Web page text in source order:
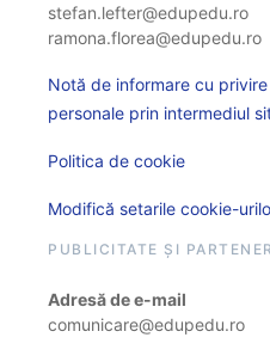
stefan.lefter@edupedu.ro
ramona.florea@edupedu.ro
Notă de informare cu
personale prin intermediul
Politica de cookie
Modifică setarile cookie-
PUBLICITATE ȘI
Adresă de e-mail
comunicare@edupedu.ro